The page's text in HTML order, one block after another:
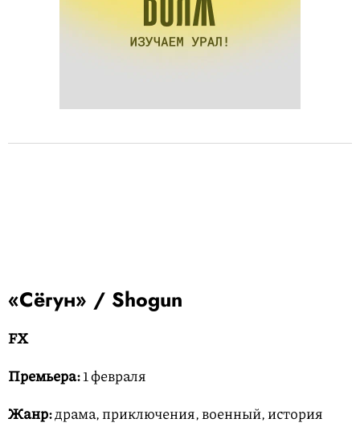
«Сёгун» / Shogun
FX
Премьера:1 февраля
Жанр:драма, приключения, военный, история